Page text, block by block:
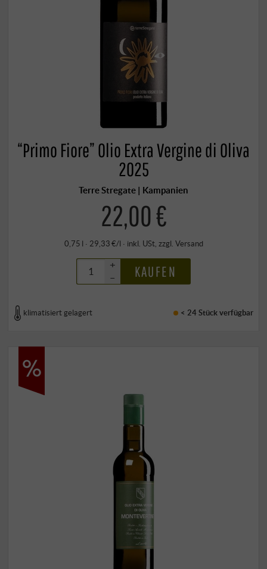
“Primo Fiore” Olio Extra Vergine di Oliva
2025
Terre Stregate | Kampanien
22,00 €
0,75 l · 29,33 €/l · inkl. USt, zzgl. Versand
+
–
KAUFEN
klimatisiert gelagert < 24 Stückverfügbar